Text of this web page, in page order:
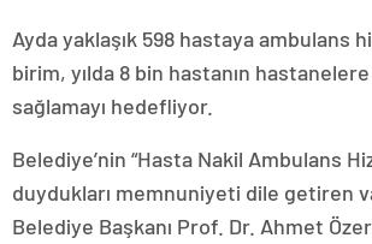
Ayda yaklaşık 598 hastaya ambulans
birim, yılda 8 bin hastanın hastanelere
sağlamayı hedefliyor.
Belediye’nin “Hasta Nakil Ambulans
duydukları memnuniyeti dile getiren
Belediye Başkanı Prof. Dr. Ahmet